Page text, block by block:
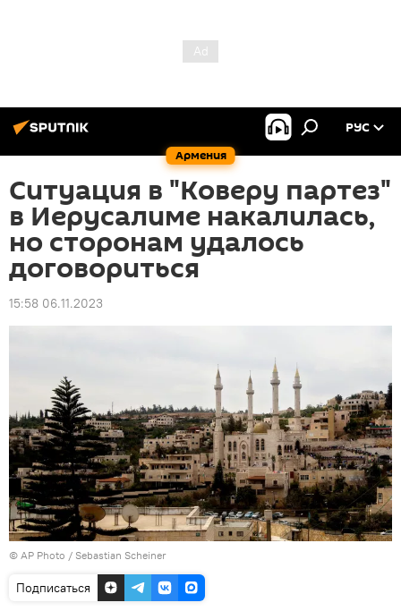
Армения
РУС
Ситуация в "Коверу партез"
в Иерусалиме накалилась,
но сторонам удалось
договориться
15:58 06.11.2023
© AP Photo / Sebastian Scheiner
Подписаться